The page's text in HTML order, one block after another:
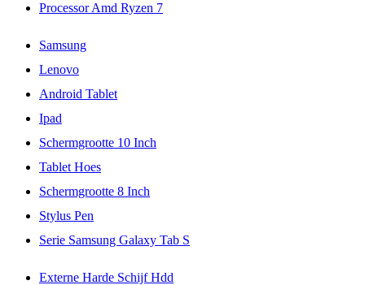
Processor Amd Ryzen 7
Samsung
Lenovo
Android Tablet
Ipad
Schermgrootte 10 Inch
Tablet Hoes
Schermgrootte 8 Inch
Stylus Pen
Serie Samsung Galaxy Tab S
Externe Harde Schijf Hdd